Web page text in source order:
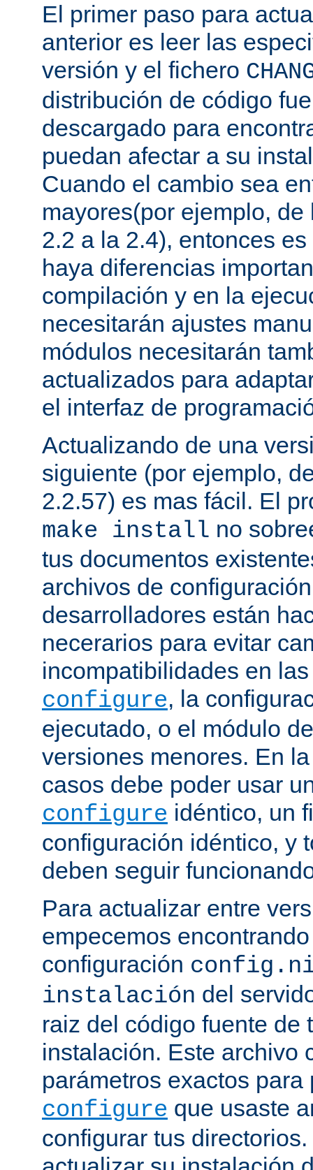
El primer paso para
anterior es leer las
versión y el fichero
distribución de código
descargado para
puedan afectar a su
Cuando el cambio sea
mayores(por ejemplo,
2.2 a la 2.4), entonces
haya diferencias
compilación y en la
necesitarán ajustes
módulos necesitarán
actualizados para
el interfaz de
Actualizando de una
siguiente (por ejemplo,
2.2.57) es mas fácil. El
make install no
tus documentos
archivos de
desarrolladores están
necerarios para evitar
incompatibilidades en
configure, la
ejecutado, o el módulo
versiones menores. En
casos debe poder usar
configure idéntico, un
configuración idéntico, y
deben seguir
Para actualizar entre
empecemos
configuración
instalación del
raiz del código fuente de
instalación. Este archivo
parámetros exactos para
configure que usaste
configurar tus